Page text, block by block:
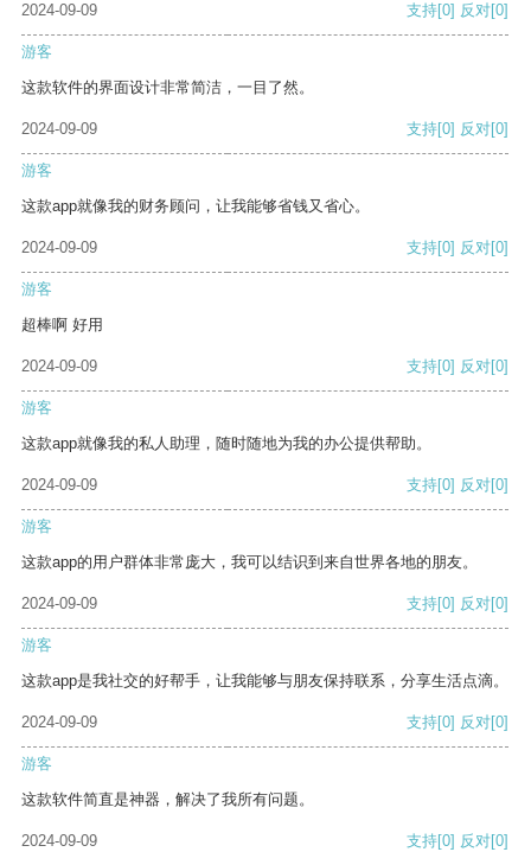
2024-09-09 支持[0] 反对[0]
游客
这款软件的界面设计非常简洁，一目了然。
2024-09-09 支持[0] 反对[0]
游客
这款app就像我的财务顾问，让我能够省钱又省心。
2024-09-09 支持[0] 反对[0]
游客
超棒啊 好用
2024-09-09 支持[0] 反对[0]
游客
这款app就像我的私人助理，随时随地为我的办公提供帮助。
2024-09-09 支持[0] 反对[0]
游客
这款app的用户群体非常庞大，我可以结识到来自世界各地的朋友。
2024-09-09 支持[0] 反对[0]
游客
这款app是我社交的好帮手，让我能够与朋友保持联系，分享生活点滴。
2024-09-09 支持[0] 反对[0]
游客
这款软件简直是神器，解决了我所有问题。
2024-09-09 支持[0] 反对[0]